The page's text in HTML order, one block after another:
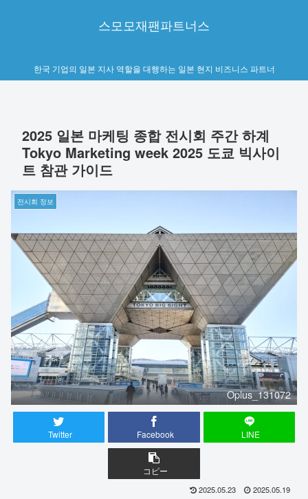
스모모재팬파트너스
한국 기업의 일본 지사 역할을 대행하는 일본 현지 비즈니스 파트너
2025 일본 마케팅 종합 전시회 주간 하계
Tokyo Marketing week 2025 도쿄 빅사이
트 참관 가이드
전시회 정보
Oplus_131072
Twitter Facebook LINE
コピー
2025.05.23 2025.05.19